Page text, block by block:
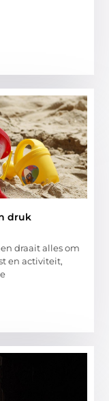
druk
draait alles om
en activiteit,